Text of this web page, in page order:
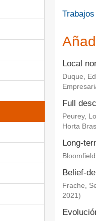
Local
Duque,
Full
Peurey,
Horta
Long-
Belief-
Frache,
2021)